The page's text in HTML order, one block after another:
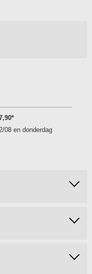
*
08 en donderdag